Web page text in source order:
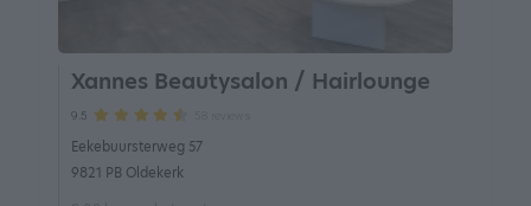
Xannes Beautysalon / Hairlounge
9.5
Eekebuursterweg 57
9821 PB Oldekerk